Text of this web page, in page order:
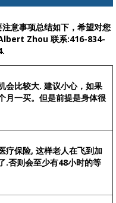
意事项总结如下，希望对您
Zhou 联系:416-834-
会比较大. 建议小心，如果
月一买。但是前提是身体很
疗保险, 这样老人在飞到加
.否则会至少有48小时的等